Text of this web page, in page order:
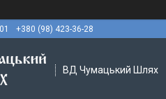
+380 (98) 423-36-28
ВД Чумацький Шлях